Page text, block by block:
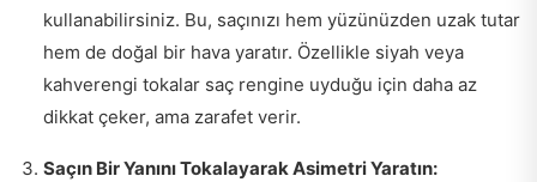
kullanabilirsiniz. Bu, saçınızı hem yüzünüzden uzak tutar
hem de doğal bir hava yaratır. Özellikle siyah veya
kahverengi tokalar saç rengine uyduğu için daha az
dikkat çeker, ama zarafet verir.
Saçın Bir Yanını Tokalayarak Asimetri Yaratın: